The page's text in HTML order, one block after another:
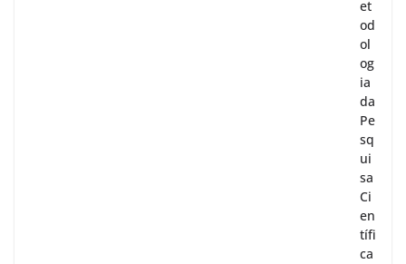
et
od
ol
og
ia
da
Pe
sq
ui
sa
Ci
en
tífi
ca